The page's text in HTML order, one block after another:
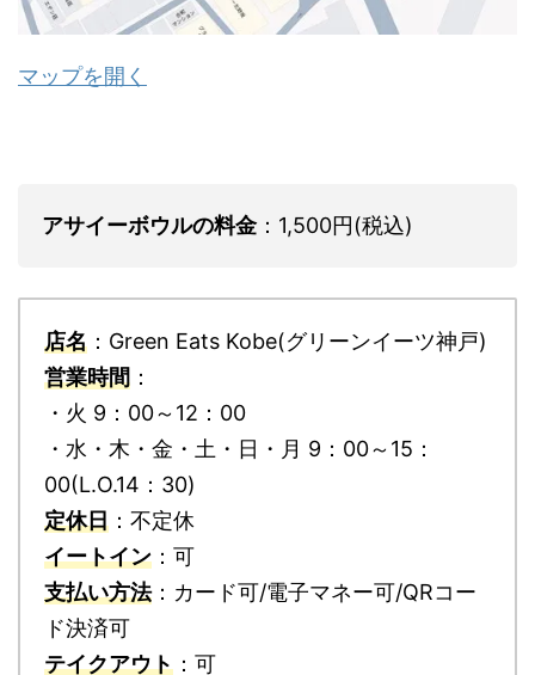
マップを開く
アサイーボウルの料金：1,500円(税込)
店名 ：Green Eats Kobe(グリーンイーツ神戸)
営業時間 ：
・火 9：00～12：00
・水・木・金・土・日・月 9：00～15：
00(L.O.14：30)
定休日 ：不定休
イートイン ：可
支払い方法：カード可/電子マネー可/QRコー
ド決済可
テイクアウト ：可